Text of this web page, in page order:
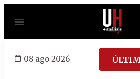
Menú
08 ago 2026